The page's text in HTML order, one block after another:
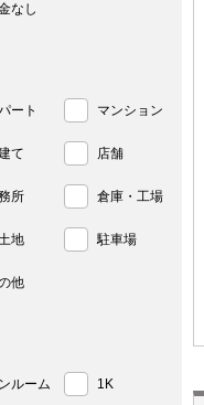
なし
ート マンション
て 店舗
所 倉庫・工場
地 駐車場
他
ルーム 1K